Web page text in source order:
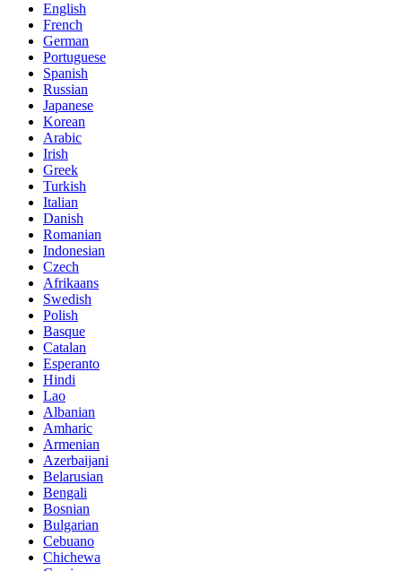
English
French
German
Portuguese
Spanish
Russian
Japanese
Korean
Arabic
Irish
Greek
Turkish
Italian
Danish
Romanian
Indonesian
Czech
Afrikaans
Swedish
Polish
Basque
Catalan
Esperanto
Hindi
Lao
Albanian
Amharic
Armenian
Azerbaijani
Belarusian
Bengali
Bosnian
Bulgarian
Cebuano
Chichewa